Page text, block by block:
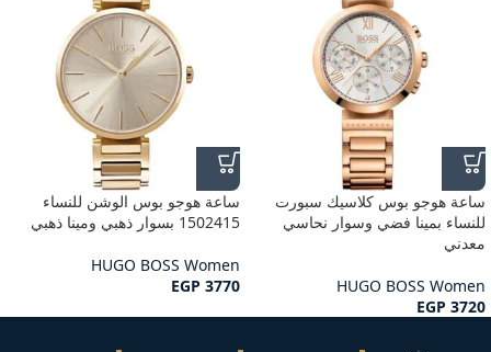
ساعة هوجو بوس كلاسيك سبورت
للنساء بمينا فضي وسوار نحاسي
معدني
HUGO BOSS Women
EGP 3720
ساعة هوجو بوس الوشن للنساء
1502415 بسوار ذهبي ومينا ذهبي
HUGO BOSS Women
EGP 3770